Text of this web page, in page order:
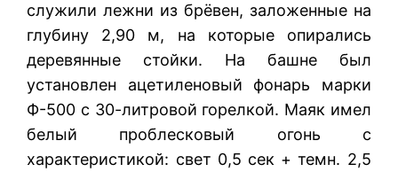
служили лежни из брёвен, заложенные на
глубину 2,90 м, на которые опирались
деревянные стойки. На башне был
установлен ацетиленовый фонарь марки
Ф-500 с 30-литровой горелкой. Маяк имел
белый проблесковый огонь с
характеристикой: свет 0,5 сек + темн. 2,5